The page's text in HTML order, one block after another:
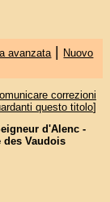
avanzata | Nuovo
correzioni
questo titolo]
d'Alenc -
des Vaudois